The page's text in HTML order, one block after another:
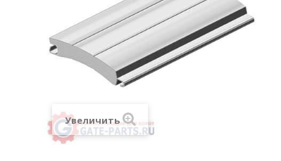
Увеличить